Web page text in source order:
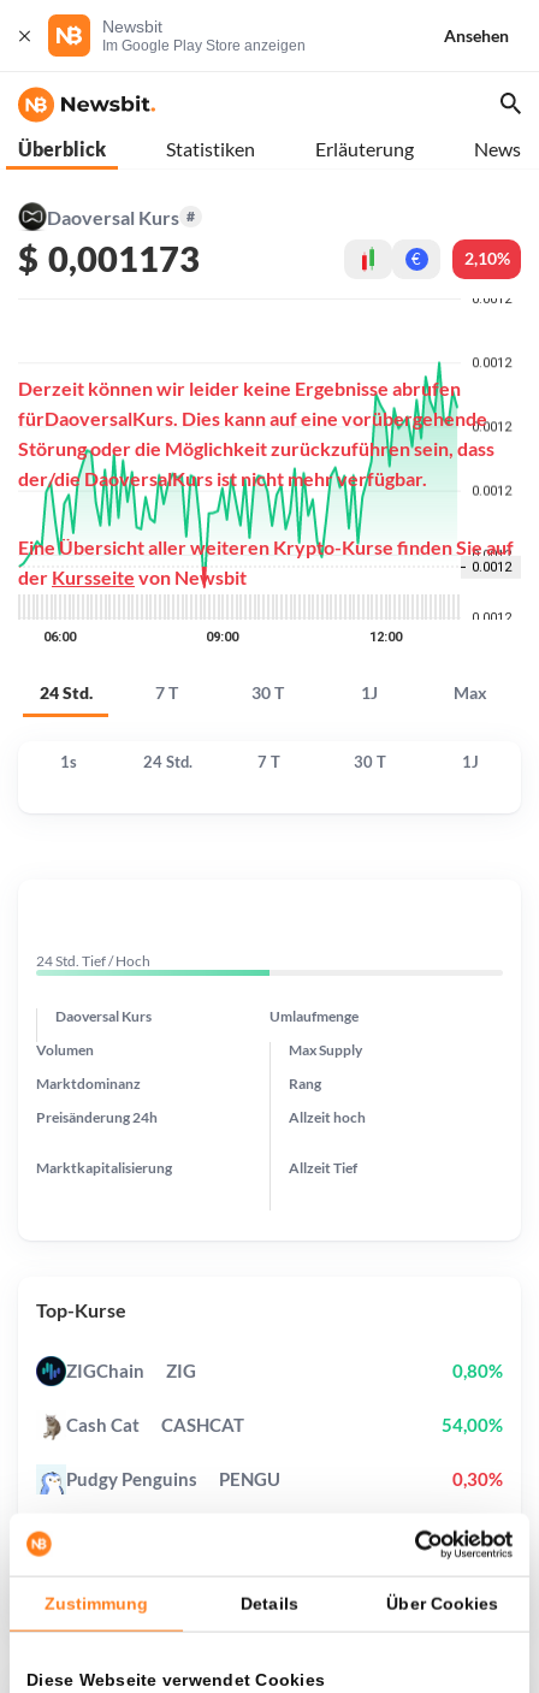
Zustimmung Details Über Cookies
Diese Webseite verwendet Cookies
Newsbit
Im Google Play Store anzeigen
Ansehen
Überblick Statistiken Erläuterung News
Daoversal Kurs #
$ 0,001173 € 2,10%
24 Std. 7 T 30 T 1J Max
Derzeit können wir leider keine Ergebnisse abrufen
fürDaoversalKurs. Dies kann auf eine vorübergehende
Störung oder die Möglichkeit zurückzuführen sein, dass
der/die DaoversalKurs ist nicht mehr verfügbar.
Eine Übersicht aller weiteren Krypto-Kurse finden Sie auf
der Kursseite von Newsbit
1s 24 Std. 7 T 30 T 1J
24 Std. Tief / Hoch
Daoversal Kurs Umlaufmenge
Preisänderung 24h
Max Supply
Marktdominanz
Marktkapitalisierung
Volumen
Rang
Allzeithoch
AllzeitTief
Top-Kurse
ZIGChain ZIG 0,80%
Cash Cat CASHCAT 54,00%
Pudgy Penguins PENGU 0,30%
3,70%